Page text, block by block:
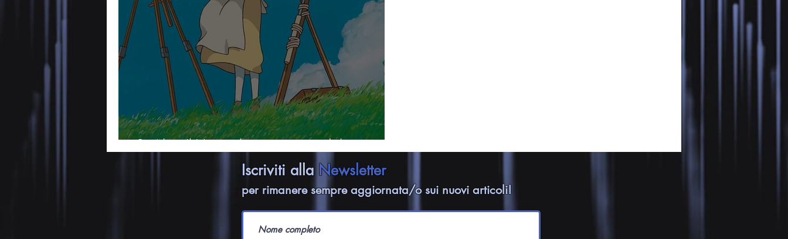
Si Alza Il Vento: la coscienza del genio
Iscriviti alla Newsletter
per rimanere sempre aggiornata/o sui nuovi articoli!